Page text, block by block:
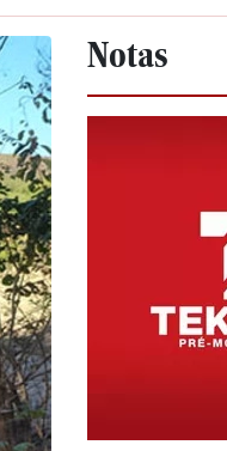
Notas